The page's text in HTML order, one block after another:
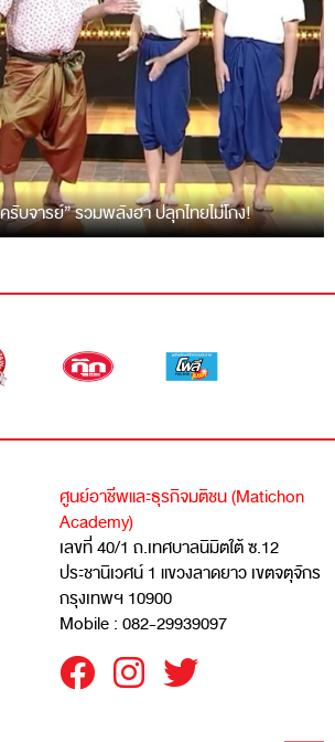
รับจารย์” รวมพลังฮา ปลุกไทยไม่โกง!
ศูนย์อาชีพและธุรกิจมติชน (Matichon
Academy)
เลขที่ 40/1 ถ.เทศบาลนิมิตใต้ ซ.12
ประชานิเวศน์ 1 แขวงลาดยาว เขตจตุจักร
กรุงเทพฯ 10900
Mobile : 082-29939097